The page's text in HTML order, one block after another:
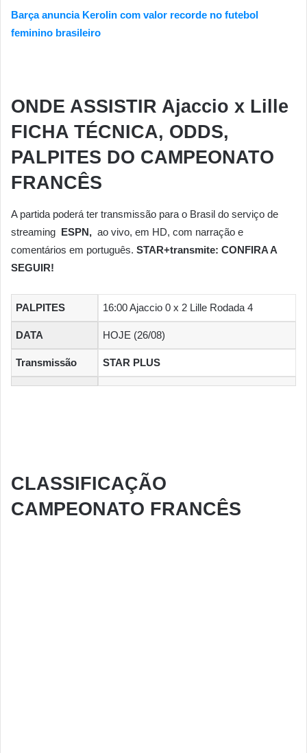
Barça anuncia Kerolin com valor recorde no futebol
feminino brasileiro
ONDE ASSISTIR Ajaccio x Lille
FICHA TÉCNICA, ODDS,
PALPITES DO CAMPEONATO
FRANCÊS
A partida poderá ter transmissão para o Brasil do serviço de
streaming ESPN, ao vivo, em HD, com narração e
comentários em português. STAR+transmite: CONFIRA A
SEGUIR!
PALPITES 16:00 Ajaccio 0 x 2 Lille Rodada 4
DATA HOJE (26/08)
Transmissão STAR PLUS
CLASSIFICAÇÃO
CAMPEONATO FRANCÊS